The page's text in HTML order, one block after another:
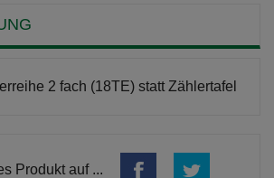
2 fach (18TE) statt Zählertafel
Produkt auf ...